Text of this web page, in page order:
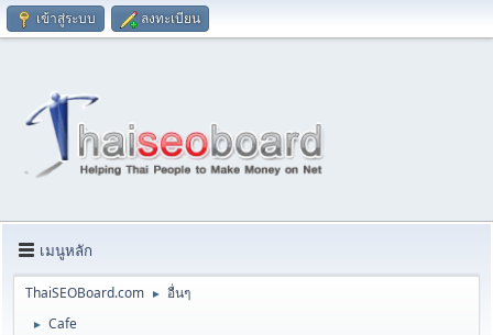
เข้าสู่ระบบ ลงทะเบียน
เมนูหลัก
ThaiSEOBoard.com ► อื่นๆ
►
Cafe